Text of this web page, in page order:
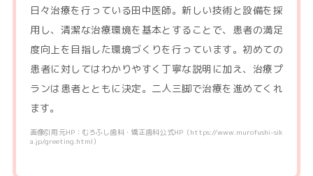
日々治療を行っている田中医師。新しい技術と設備を採
用し、清潔な治療環境を基本とすることで、患者の満足
度向上を目指した環境づくりを行っています。初めての
患者に対してはわかりやすく丁寧な説明に加え、治療プ
ランは患者とともに決定。二人三脚で治療を進めてくれ
ます。
画像引用元HP：むろふし歯科・矯正歯科公式HP（https://www.murofushi-sik
a.jp/greeting.html）